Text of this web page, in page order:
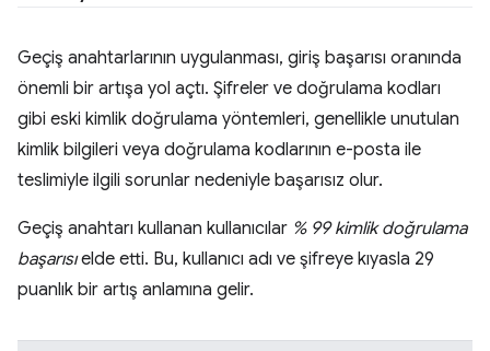
Geçiş anahtarlarının uygulanması, giriş başarısı oranında
önemli bir artışa yol açtı. Şifreler ve doğrulama kodları
gibi eski kimlik doğrulama yöntemleri, genellikle unutulan
kimlik bilgileri veya doğrulama kodlarının e-posta ile
teslimiyle ilgili sorunlar nedeniyle başarısız olur.
Geçiş anahtarı kullanan kullanıcılar % 99 kimlik doğrulama
başarısıelde etti. Bu, kullanıcı adı ve şifreye kıyasla 29
puanlık bir artış anlamına gelir.